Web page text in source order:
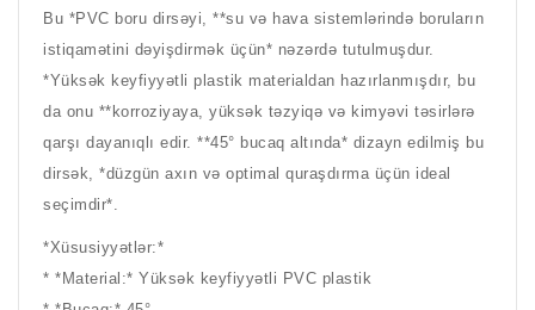
Bu *PVC boru dirsəyi, **su və hava sistemlərində boruların
istiqamətini dəyişdirmək üçün* nəzərdə tutulmuşdur.
*Yüksək keyfiyyətli plastik materialdan hazırlanmışdır, bu
da onu **korroziyaya, yüksək təzyiqə və kimyəvi təsirlərə
qarşı dayanıqlı edir. **45° bucaq altında* dizayn edilmiş bu
dirsək, *düzgün axın və optimal quraşdırma üçün ideal
seçimdir*.
*Xüsusiyyətlər:*
* *Material:* Yüksək keyfiyyətli PVC plastik